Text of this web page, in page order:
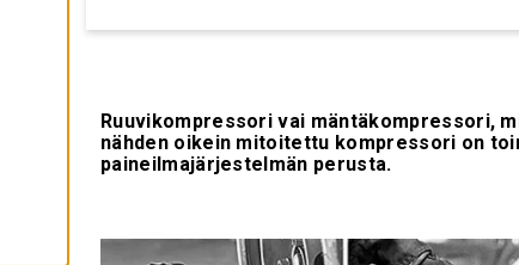
Ruuvikompressori vai mäntäkompressori,
nähden oikein mitoitettu kompressori on
paineilmajärjestelmän perusta.